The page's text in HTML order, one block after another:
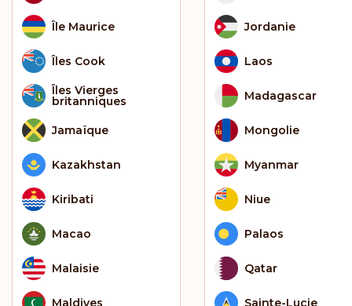
Île Maurice
Îles Cook
Îles Vierges
britanniques
Jamaïque
Kazakhstan
Kiribati
Macao
Malaisie
Maldives
Jordanie
Laos
Madagascar
Mongolie
Myanmar
Niue
Palaos
Qatar
Sainte-Lucie